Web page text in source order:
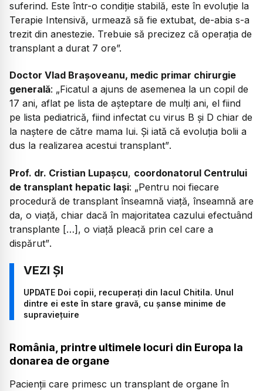
suferind. Este într-o condiție stabilă, este în evoluție la
Terapie Intensivă, urmează să fie extubat, de-abia s-a
trezit din anestezie. Trebuie să precizez că operația de
transplant a durat 7 ore”.
Doctor Vlad Brașoveanu, medic primar chirurgie
generală: „Ficatul a ajuns de asemenea la un copil de
17 ani, aflat pe lista de așteptare de mulți ani, el fiind
pe lista pediatrică, fiind infectat cu virus B și D chiar de
la naștere de către mama lui. Și iată că evoluția bolii a
dus la realizarea acestui transplant”.
Prof. dr. Cristian Lupașcu, coordonatorul Centrului
de transplant hepatic Iași: „Pentru noi fiecare
procedură de transplant înseamnă viață, înseamnă are
da, o viață, chiar dacă în majoritatea cazului efectuând
transplante […], o viață pleacă prin cel care a
dispărut”.
UPDATE Doi copii, recuperați din lacul Chitila. Unul
dintre ei este în stare gravă, cu șanse minime de
supraviețuire
România, printre ultimele locuri din Europa la
donarea de organe
Pacienții care primesc un transplant de organe în